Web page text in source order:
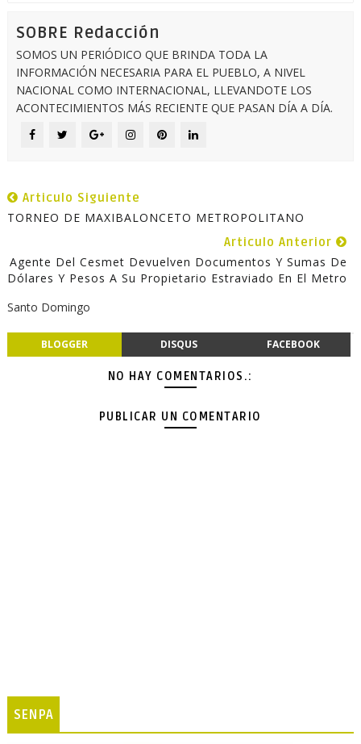
SOBRE Redacción
SOMOS UN PERIÓDICO QUE BRINDA TODA LA
INFORMACIÓN NECESARIA PARA EL PUEBLO, A NIVEL
NACIONAL COMO INTERNACIONAL, LLEVANDOTE LOS
ACONTECIMIENTOS MÁS RECIENTE QUE PASAN DÍA A DÍA.
Articulo Siguiente
TORNEO DE MAXIBALONCETO METROPOLITANO
Articulo Anterior
Agente Del Cesmet Devuelven Documentos Y Sumas De
Dólares Y Pesos A Su Propietario Estraviado En El Metro
Santo Domingo
BLOGGER DISQUS FACEBOOK
NO HAY COMENTARIOS.:
PUBLICAR UN COMENTARIO
SENPA